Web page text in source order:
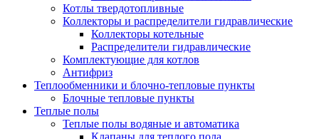
Котлы твердотопливные
Коллекторы и распределители гидравлические
Коллекторы котельные
Распределители гидравлические
Комплектующие для котлов
Антифриз
Теплообменники и блочно-тепловые пункты
Блочные тепловые пункты
Теплые полы
Теплые полы водяные и автоматика
Клапаны для теплого пола